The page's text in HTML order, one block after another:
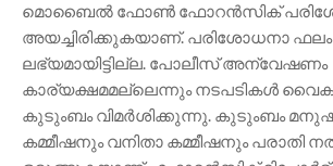
മൊബൈൽ ഫോൺ ഫോറൻസിക്
അയച്ചിരിക്കുകയാണ്. പരിശോധനാ
ലഭ്യമായിട്ടില്ല. പോലീസ് അന്വേഷണം
കാര്യക്ഷമമല്ലെന്നും നടപടികൾ
കുടുംബം വിമർശിക്കുന്നു. കുടുംബം
കമ്മീഷനും വനിതാ കമ്മീഷനും പരാതി